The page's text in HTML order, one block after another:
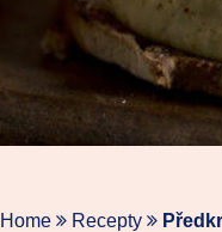
Home Recepty